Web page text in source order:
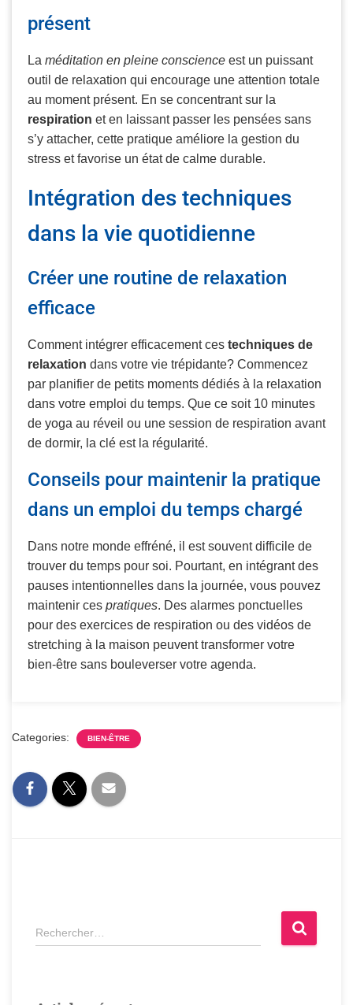
présent
La méditation en pleine conscience est un puissant
outil de relaxation qui encourage une attention totale
au moment présent. En se concentrant sur la
respiration et en laissant passer les pensées sans
s’y attacher, cette pratique améliore la gestion du
stress et favorise un état de calme durable.
Intégration des techniques
dans la vie quotidienne
Créer une routine de relaxation
efficace
Comment intégrer efficacement ces techniques de
relaxation dans votre vie trépidante? Commencez
par planifier de petits moments dédiés à la relaxation
dans votre emploi du temps. Que ce soit 10 minutes
de yoga au réveil ou une session de respiration avant
de dormir, la clé est la régularité.
Conseils pour maintenir la pratique
dans un emploi du temps chargé
Dans notre monde effréné, il est souvent difficile de
trouver du temps pour soi. Pourtant, en intégrant des
pauses intentionnelles dans la journée, vous pouvez
maintenir ces pratiques. Des alarmes ponctuelles
pour des exercices de respiration ou des vidéos de
stretching à la maison peuvent transformer votre
bien-être sans bouleverser votre agenda.
Categories: BIEN-ÊTRE
Rechercher…